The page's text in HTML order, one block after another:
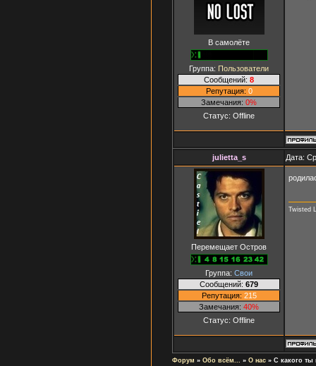
В самолёте
Группа: Пользователи
Сообщений: 8
Репутация: 0
Замечания: 0%
Статус: Offline
julietta_s Дата:
Перемещает Остров
Группа: Свои
Сообщений: 679
Репутация: 215
Замечания: 40%
Статус: Offline
Twisted
Форум » Обо всём... » О нас » С какого ты